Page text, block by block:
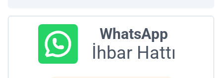
WhatsApp
İhbar Hattı